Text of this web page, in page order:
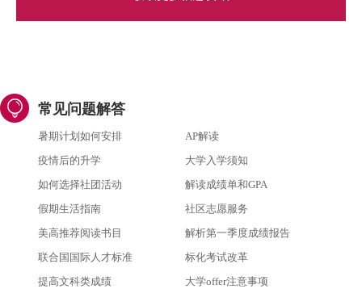
常见问题解答
暑期计划如何安排
AP解读
疫情后的升学
大学入学须知
如何选择社团活动
解读成绩单和GPA
假期生活指南
社区志愿服务
美高推荐阅读书目
解析第一季度成绩报告
联合国国际人才标准
标化考试改革
提高文科类成绩
大学offer注意事项